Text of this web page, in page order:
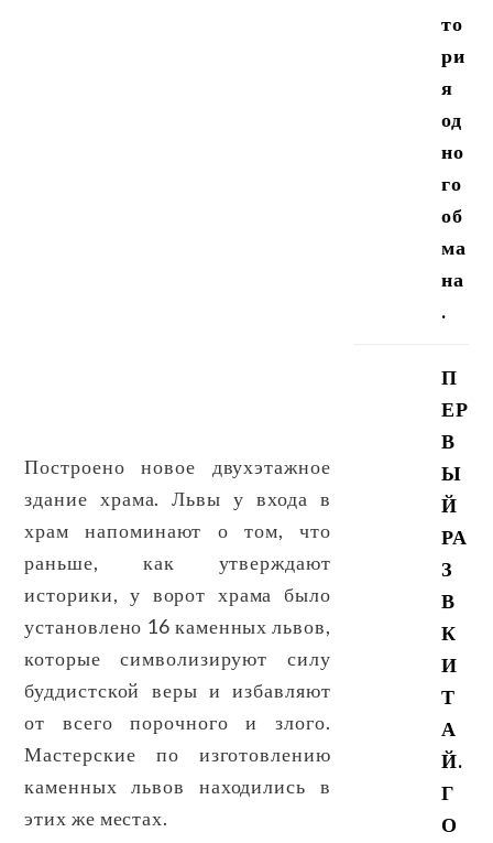
Построено новое двухэтажное
здание храма. Львы у входа в
храм напоминают о том, что
раньше, как утверждают
историки, у ворот храма было
установлено 16 каменных львов,
которые символизируют силу
буддистской веры и избавляют
от всего порочного и злого.
Мастерские по изготовлению
каменных львов находились в
этих же местах.
то
ри
я
од
но
го
об
ма
на
.
П
ЕР
В
Ы
Й
РА
З
В
К
И
Т
А
Й.
Г
О